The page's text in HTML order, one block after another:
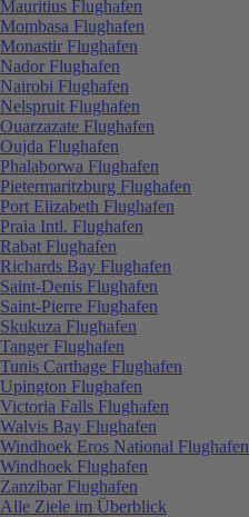
Mauritius Flughafen
Mombasa Flughafen
Monastir Flughafen
Nador Flughafen
Nairobi Flughafen
Nelspruit Flughafen
Ouarzazate Flughafen
Oujda Flughafen
Phalaborwa Flughafen
Pietermaritzburg Flughafen
Port Elizabeth Flughafen
Praia Intl. Flughafen
Rabat Flughafen
Richards Bay Flughafen
Saint-Denis Flughafen
Saint-Pierre Flughafen
Skukuza Flughafen
Tanger Flughafen
Tunis Carthage Flughafen
Upington Flughafen
Victoria Falls Flughafen
Walvis Bay Flughafen
Windhoek Eros National Flughafen
Windhoek Flughafen
Zanzibar Flughafen
Alle Ziele im Überblick